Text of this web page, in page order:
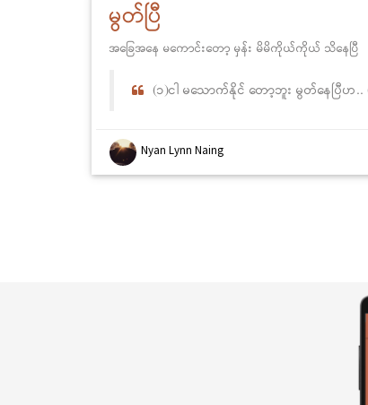
မွတ်ပြီ
အခြေအနေ မကောင်းတော့ မှန်း မိမိကိုယ်ကိုယ် သိနေပြီ
(၁)ငါ မသောက်နိုင် တော့ဘူး မွတ်နေပြီ
Nyan Lynn Naing